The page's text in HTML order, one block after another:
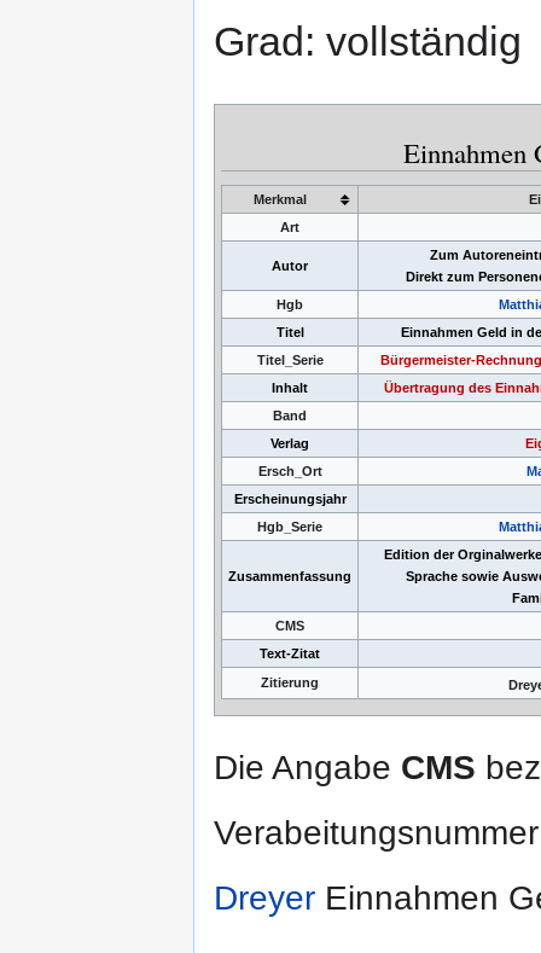
Grad: vollständig
Einnahmen
Merkmal
Art
Autor
Zum
Direkt zum
Hgb
Titel
Einnahmen Geld in
Titel_Serie
Bürgermeister-
Inhalt
Übertragung des
Band
Verlag
Ersch_Ort
Erscheinungsjahr
Hgb_Serie
Zusammenfassung
Edition der
Sprache sowie
CMS
Text-Zitat
Zitierung
Die Angabe CMS
Dreyer Einnahmen